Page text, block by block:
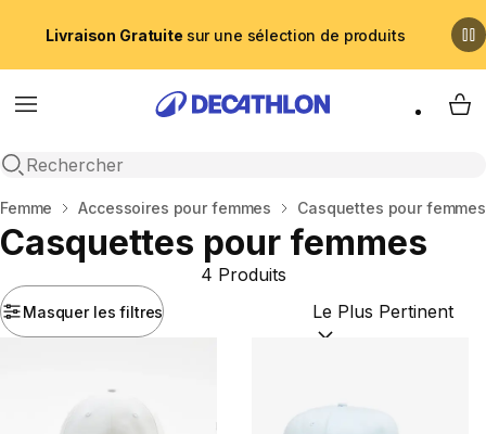
Livraison Gratuite sur une sélection de produits
Menu
Recherche ouverte
My
Accueil
Femme Accessoires pour femmes Casquettes pour femmes
Casquettes pour femmes
Masquer les filtres
4 Produits
Trier par :(optional)